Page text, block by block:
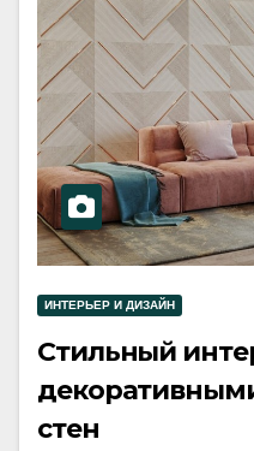
ИНТЕРЬЕР И ДИЗАЙН
Стильный
стен